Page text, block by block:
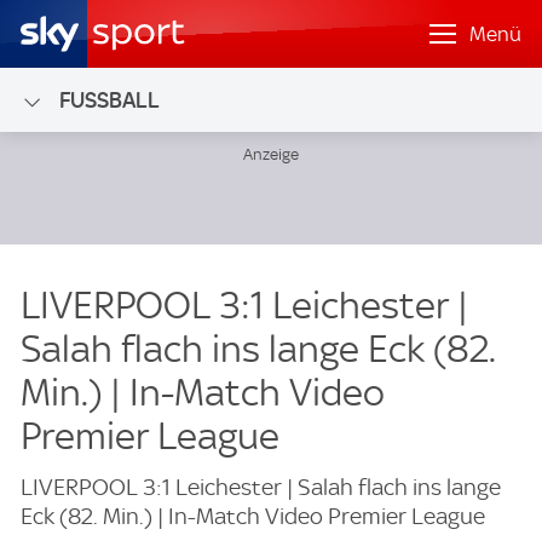
Menü
FUSSBALL
LIVERPOOL 3:1 Leichester |
Salah flach ins lange Eck (82.
Min.) | In-Match Video
Premier League
LIVERPOOL 3:1 Leichester | Salah flach ins lange
Eck (82. Min.) | In-Match Video Premier League